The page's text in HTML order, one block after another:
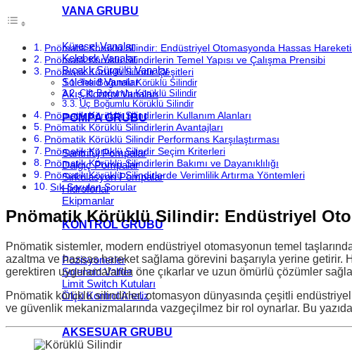
VANA GRUBU
Küresel Vanalar
Kelebek Vanalar
Bıçaklı Sürgülü Vanalar
Solenoid Vanalar
Akış Kontrol Vanaları
POMPA GRUBU
Santrifüj Pompalar
Dalgıç Pompalar
Sirkülasyon Pompalar
Hidroforlar
Ekipmanlar
KONTROL GRUBU
Pozisyonerler
Solenoid Valfler
Limit Switch Kutuları
Ölçü Kontrol Analiz
AKSESUAR GRUBU
Pnömatik Körüklü Silindir: Endüstriyel Otomasyonda Hassas
Pnömatik Körüklü Silindirlerin Temel Yapısı ve Çalışma Prensibi
Pnömatik Körüklü Silindir Çeşitleri
Tek Boğumlu Körüklü Silindir
Çift Boğumlu Körüklü Silindir
Üç Boğumlu Körüklü Silindir
Pnömatik Körüklü Silindirlerin Kullanım Alanları
Pnömatik Körüklü Silindirlerin Avantajları
Pnömatik Körüklü Silindir Performans Karşılaştırması
Pnömatik Körüklü Silindir Seçim Kriterleri
Pnömatik Körüklü Silindirlerin Bakımı ve Dayanıklılığı
Pnömatik Körüklü Silindirlerde Verimlilik Artırma Yöntemleri
Sık Sorulan Sorular
Pnömatik Körüklü Silindir: Endüstriyel
Pnömatik sistemler, modern endüstriyel otomasyonun temel
azaltma ve hassas hareket sağlama görevini başarıyla yerine
gerektiren uygulamalarda öne çıkarlar ve uzun ömürlü çözümler
Pnömatik körüklü silindirler, otomasyon dünyasında çeşitli
ve güvenlik mekanizmalarında vazgeçilmez bir rol oynarlar. Bu